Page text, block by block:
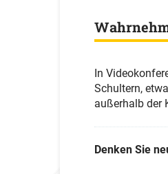
In
Schultern,
außerhalb der
Denken Sie